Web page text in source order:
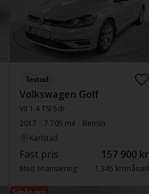
Testad
Volkswagen Golf
VII 1.4 TSI 5dr
2017
7 705 mil
Bensin
Karlstad
Fast pris 157 900 kr
Med finansiering 1 345 kr/månad
Sänkt pris